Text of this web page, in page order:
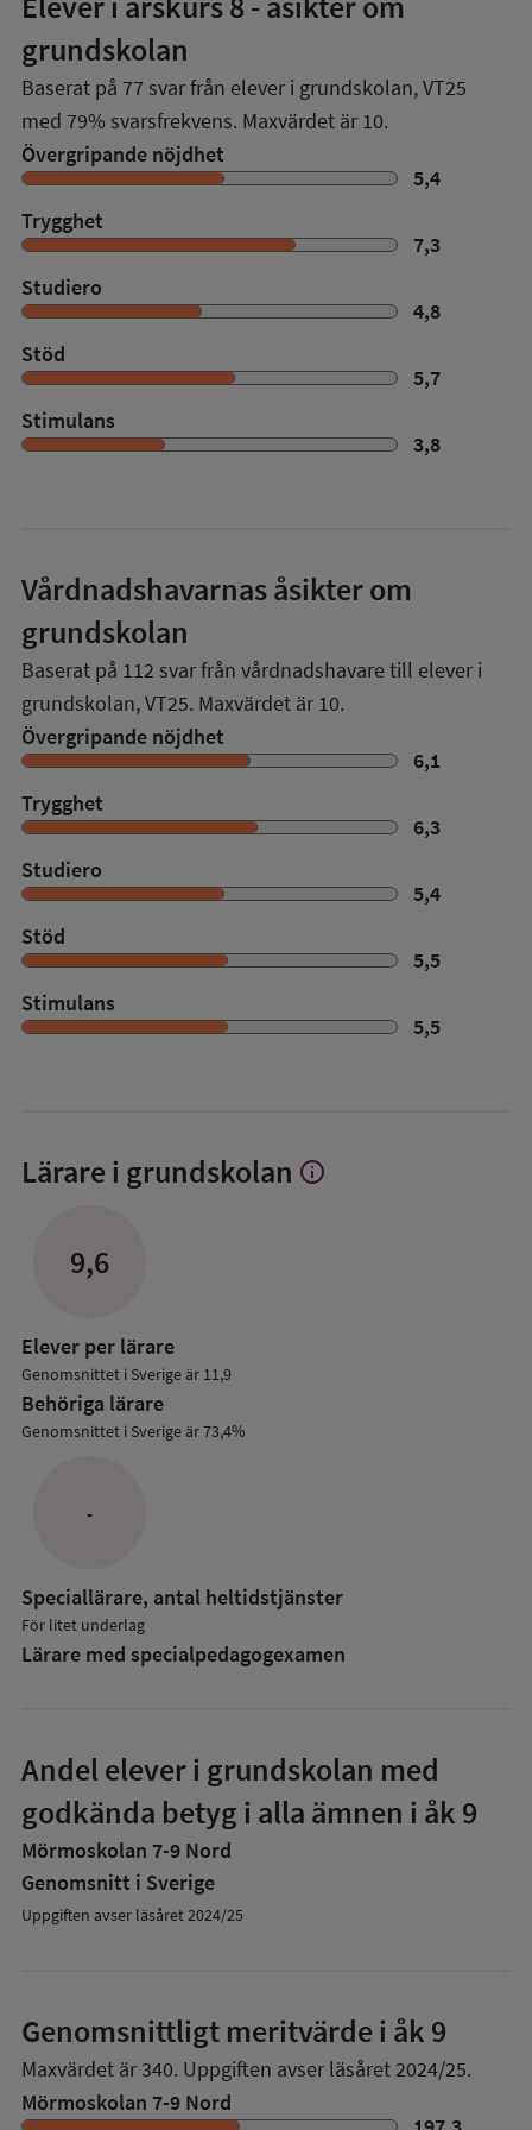
grundskolan
Baserat på 77 svar från elever i grundskolan,VT25
med 79% svarsfrekvens. Maxvärdet är 10.
Övergripande nöjdhet
5,4
Trygghet
7,3
Studiero
4,8
Stöd
5,7
Stimulans
3,8
Vårdnadshavarnas åsikter om
grundskolan
Baserat på 112 svar från vårdnadshavare till elever i
grundskolan,VT25. Maxvärdet är 10.
Övergripande nöjdhet
6,1
Trygghet
6,3
Studiero
5,4
Stöd
5,5
Stimulans
5,5
Lärare i grundskolan Visa
info
9,6
Elever per lärare
Genomsnittet i Sverige är 11,9
Behöriga lärare
Genomsnittet i Sverige är 73,4%
-
Speciallärare, antal heltidstjänster
För litet underlag
Lärare med specialpedagog­examen
Andel elever i grundskolan med
godkända betyg i alla ämnen i åk 9
Mörmoskolan 7-9 Nord
Genomsnitt i Sverige
Uppgiften avser läsåret 2024/25
Genomsnittligt meritvärde i åk 9
Maxvärdet är 340. Uppgiften avser läsåret 2024/25.
Mörmoskolan 7-9 Nord